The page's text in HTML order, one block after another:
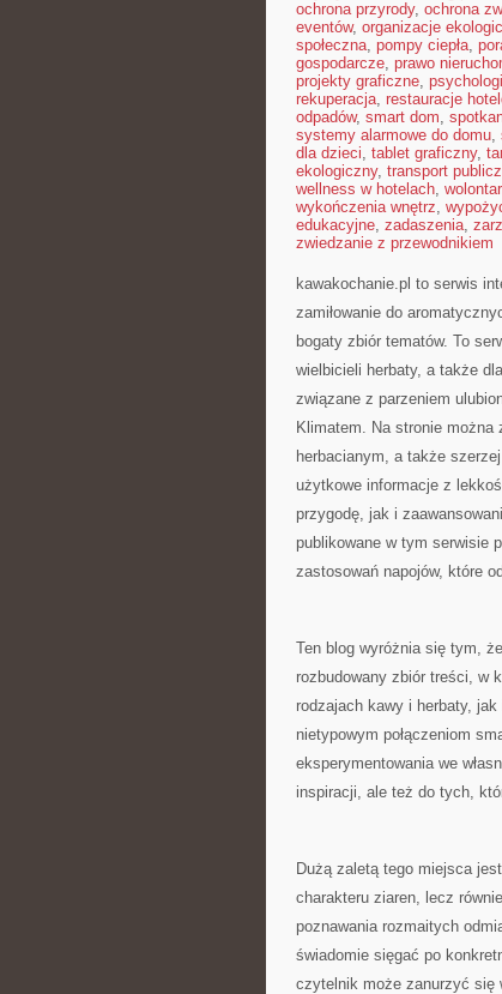
ochrona przyrody, ochrona
eventów, organizacje
społeczna, pompy ciepła,
gospodarcze, prawo
projekty graficzne,
rekuperacja, restauracje
odpadów, smart dom,
systemy alarmowe do domu,
dla dzieci, tablet graficzny,
ekologiczny, transport
wellness w hotelach,
wykończenia wnętrz,
edukacyjne, zadaszenia,
zwiedzanie z przewodnikiem
kawakochanie.pl to serwis
zamiłowanie do
bogaty zbiór tematów. To
wielbicieli herbaty, a także
związane z parzeniem
Klimatem. Na stronie można
herbacianym, a także
użytkowe informacje z
przygodę, jak i
publikowane w tym serwisie
zastosowań napojów, które
Ten blog wyróżnia się tym,
rozbudowany zbiór treści, w
rodzajach kawy i herbaty,
nietypowym połączeniom
eksperymentowania we
inspiracji, ale też do tych,
Dużą zaletą tego miejsca
charakteru ziaren, lecz
poznawania rozmaitych
świadomie sięgać po
czytelnik może zanurzyć się